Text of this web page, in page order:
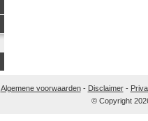
Algemene voorwaarden- Disclaimer-
© Copyright